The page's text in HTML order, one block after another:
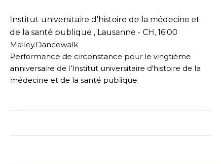
Institut universitaire d'histoire de la médecine et
de la santé publique , Lausanne - CH, 16:00
Malley.Dancewalk
Performance de circonstance pour le vingtième
anniversaire de l’Institut universitaire d’histoire de la
médecine et de la santé publique.